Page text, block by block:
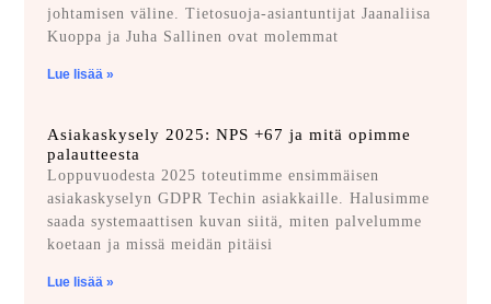
johtamisen väline. Tietosuoja-asiantuntijat Jaanaliisa
Kuoppa ja Juha Sallinen ovat molemmat
Lue lisää »
Asiakaskysely 2025: NPS +67 ja mitä opimme
palautteesta
Loppuvuodesta 2025 toteutimme ensimmäisen
asiakaskyselyn GDPR Techin asiakkaille. Halusimme
saada systemaattisen kuvan siitä, miten palvelumme
koetaan ja missä meidän pitäisi
Lue lisää »